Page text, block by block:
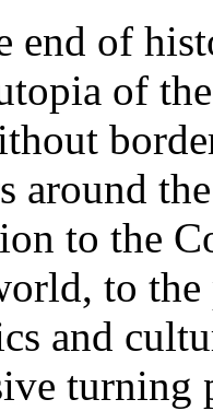
end of
of
around
to the
to the
and
turning